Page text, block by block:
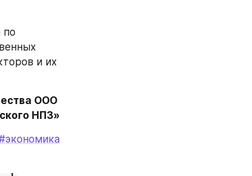
по
и их
ООО
НПЗ»